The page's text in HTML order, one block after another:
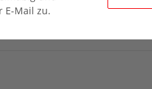
Mail zu.